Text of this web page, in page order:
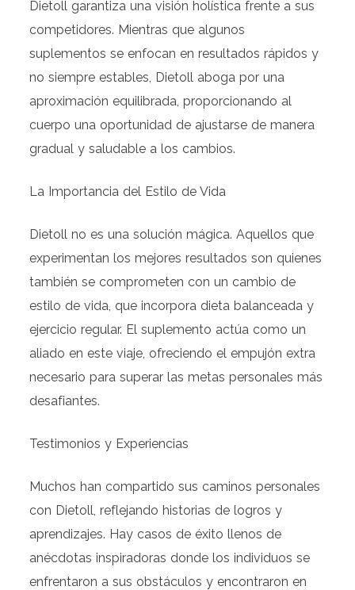
Dietoll garantiza una visión holística frente a sus
competidores. Mientras que algunos
suplementos se enfocan en resultados rápidos y
no siempre estables, Dietoll aboga por una
aproximación equilibrada, proporcionando al
cuerpo una oportunidad de ajustarse de manera
gradual y saludable a los cambios.
La Importancia del Estilo de Vida
Dietoll no es una solución mágica. Aquellos que
experimentan los mejores resultados son quienes
también se comprometen con un cambio de
estilo de vida, que incorpora dieta balanceada y
ejercicio regular. El suplemento actúa como un
aliado en este viaje, ofreciendo el empujón extra
necesario para superar las metas personales más
desafiantes.
Testimonios y Experiencias
Muchos han compartido sus caminos personales
con Dietoll, reflejando historias de logros y
aprendizajes. Hay casos de éxito llenos de
anécdotas inspiradoras donde los individuos se
enfrentaron a sus obstáculos y encontraron en